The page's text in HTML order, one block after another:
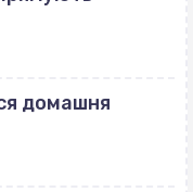
домашня